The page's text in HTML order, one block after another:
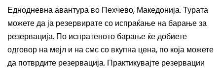
Еднодневна авантура во Пехчево, Македонија. Турата
можете да ја резервирате со испраќање на барање за
резервација. По испратеното барање ќе добиете
одговор на мејл и на смс со вкупна цена, по која можете
да потврдите резервација. Практикувајте резервации